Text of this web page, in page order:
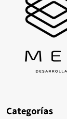
Categorías